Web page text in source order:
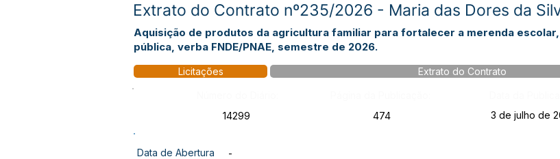
Extrato do Contrato nº235/2026 - Maria das Dores da
Aquisição de produtos da agricultura familiar para fortalecer a merenda
pública, verba FNDE/PNAE, semestre de 2026.
Licitações Extrato do Contrato
14299
474 3 de julho de
Data de Abertura
-